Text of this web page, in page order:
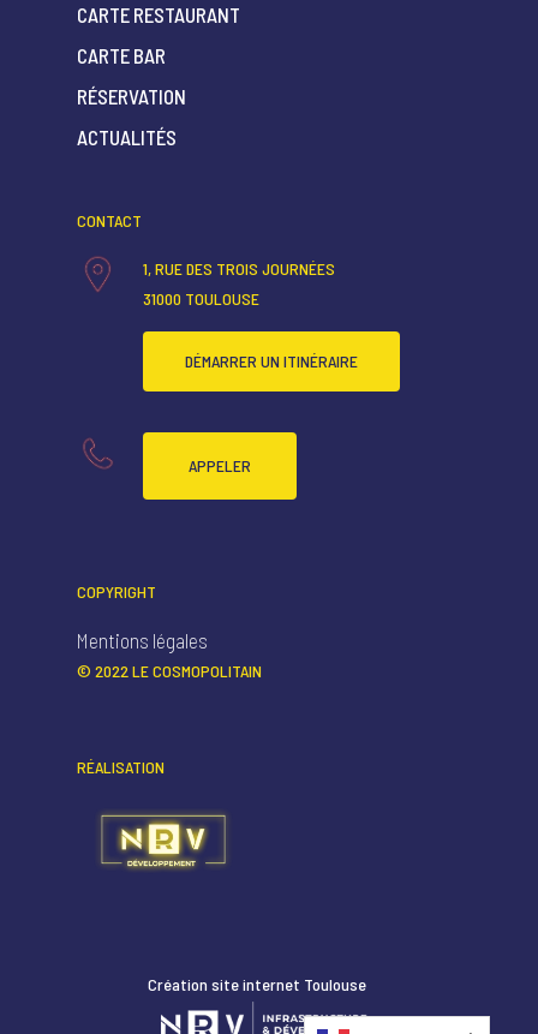
CARTE RESTAURANT
CARTE BAR
RÉSERVATION
ACTUALITÉS
CONTACT
1, RUE DES TROIS JOURNÉES
31000 TOULOUSE
DÉMARRER UN ITINÉRAIRE
APPELER
COPYRIGHT
Mentions légales
© 2022 LE COSMOPOLITAIN
RÉALISATION
Création site internet Toulouse
RÉSERVATION